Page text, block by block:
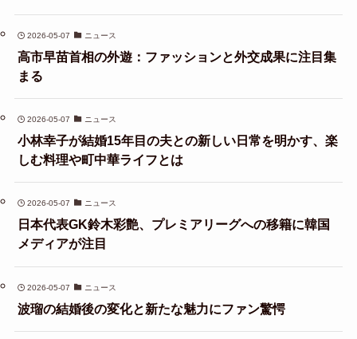
2026-05-07 ニュース
高市早苗首相の外遊：ファッションと外交成果に注目集
まる
2026-05-07 ニュース
小林幸子が結婚15年目の夫との新しい日常を明かす、楽
しむ料理や町中華ライフとは
2026-05-07 ニュース
日本代表GK鈴木彩艶、プレミアリーグへの移籍に韓国
メディアが注目
2026-05-07 ニュース
波瑠の結婚後の変化と新たな魅力にファン驚愕